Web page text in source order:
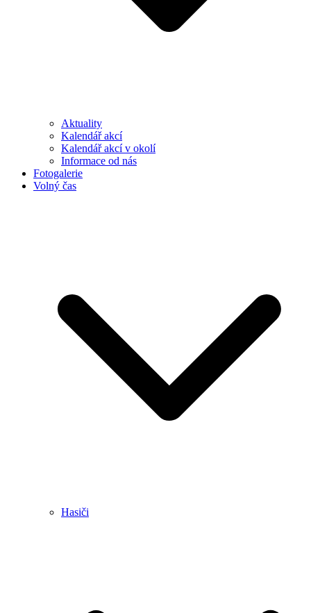
Aktuality
Kalendář akcí
Kalendář akcí v okolí
Informace od nás
Fotogalerie
Volný čas
Hasiči